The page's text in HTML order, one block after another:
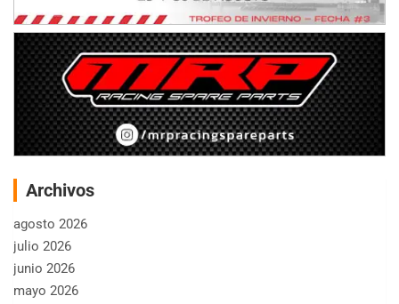
Archivos
agosto 2026
julio 2026
junio 2026
mayo 2026